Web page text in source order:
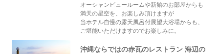
オーシャンビュールームや新館のお部屋からも
満天の星空を、お楽しみ頂けますが
当ホテル自慢の露天風呂付展望大浴場からも、
ご堪能いただけますのでお楽しみに。
沖縄ならではの赤瓦のレストラン 海辺の